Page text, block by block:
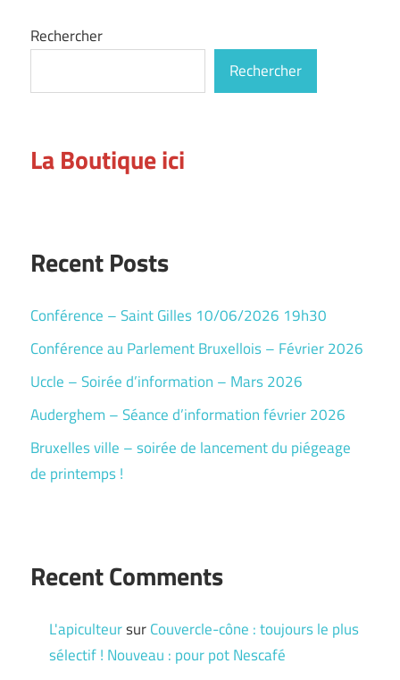
Rechercher
Rechercher
La Boutique ici
Recent Posts
Conférence – Saint Gilles 10/06/2026 19h30
Conférence au Parlement Bruxellois – Février 2026
Uccle – Soirée d’information – Mars 2026
Auderghem – Séance d’information février 2026
Bruxelles ville – soirée de lancement du piégeage
de printemps !
Recent Comments
L'apiculteursurCouvercle-cône : toujours le plus
sélectif ! Nouveau : pour pot Nescafé